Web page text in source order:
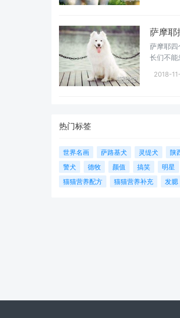
萨摩耶
萨摩耶四
长们不能
2018-
热门标签
世界名画 萨路基犬 灵缇犬 陕
警犬
德牧 颜值 搞笑 明星
猫猫营养配方
猫猫营养补充 发腮